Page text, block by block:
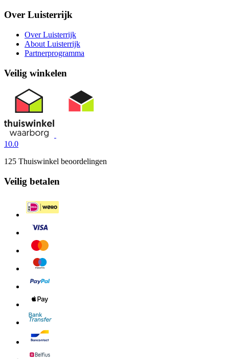
Over Luisterrijk
Over Luisterrijk
About Luisterrijk
Partnerprogramma
Veilig winkelen
10.0
125 Thuiswinkel beoordelingen
Veilig betalen